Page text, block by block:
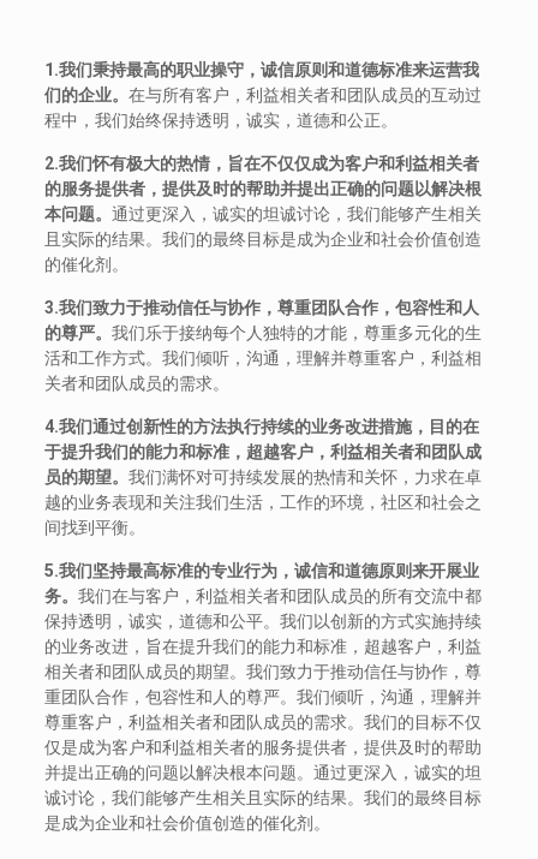
1.我们秉持最高的职业操守，诚信原则和道德标准来运营我
们的企业。 在与所有客户，利益相关者和团队成员的互动过
程中，我们始终保持透明，诚实，道德和公正。
2.我们怀有极大的热情，旨在不仅仅成为客户和利益相关者
的服务提供者，提供及时的帮助并提出正确的问题以解决根
本问题。 通过更深入，诚实的坦诚讨论，我们能够产生相关
且实际的结果。我们的最终目标是成为企业和社会价值创造
的催化剂。
3.我们致力于推动信任与协作，尊重团队合作，包容性和人
的尊严。 我们乐于接纳每个人独特的才能，尊重多元化的生
活和工作方式。我们倾听，沟通，理解并尊重客户，利益相
关者和团队成员的需求。
4.我们通过创新性的方法执行持续的业务改进措施，目的在
于提升我们的能力和标准，超越客户，利益相关者和团队成
员的期望。 我们满怀对可持续发展的热情和关怀，力求在卓
越的业务表现和关注我们生活，工作的环境，社区和社会之
间找到平衡。
5.我们坚持最高标准的专业行为，诚信和道德原则来开展业
务。 我们在与客户，利益相关者和团队成员的所有交流中都
保持透明，诚实，道德和公平。我们以创新的方式实施持续
的业务改进，旨在提升我们的能力和标准，超越客户，利益
相关者和团队成员的期望。我们致力于推动信任与协作，尊
重团队合作，包容性和人的尊严。我们倾听，沟通，理解并
尊重客户，利益相关者和团队成员的需求。我们的目标不仅
仅是成为客户和利益相关者的服务提供者，提供及时的帮助
并提出正确的问题以解决根本问题。通过更深入，诚实的坦
诚讨论，我们能够产生相关且实际的结果。我们的最终目标
是成为企业和社会价值创造的催化剂。